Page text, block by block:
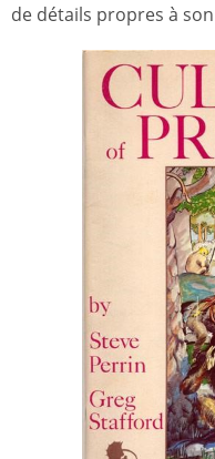
de détails propres à